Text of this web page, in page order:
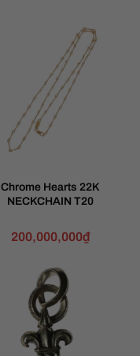
Chrome Hearts 22K
NECKCHAIN T20
200,000,000₫